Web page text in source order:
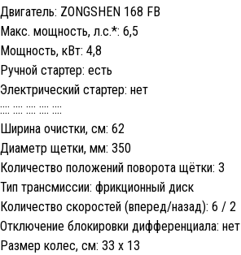
Двигатель: ZONGSHEN 168 FB
Макс. мощность, л.с.*: 6,5
Мощность, кВт: 4,8
Ручной стартер: есть
Электрический стартер: нет
:::: :::: :::: :::: ::::
Ширина очистки, см: 62
Диаметр щетки, мм: 350
Количество положений поворота щётки: 3
Тип трансмиссии: фрикционный диск
Количество скоростей (вперед/назад): 6 / 2
Отключение блокировки дифференциала: нет
Размер колес, cм: 33 х 13